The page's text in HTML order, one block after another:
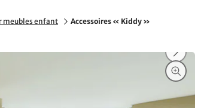
meubles enfant Accessoires « Kiddy »